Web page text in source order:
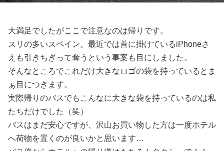
大満足でしたがここで注意なのは帰りです。
スリの多いスペイン。最近では首に掛けているiPhoneさ
えも引きちぎって奪うという事案も目にしました。
そんなところでこれだけ大きなロゴの袋を持っているとま
ぁ目につきます。
実際帰りのバスでもこんなに大きな袋を持っているのは私
たちだけでした（笑）
バスはまだ安心ですが、沢山お買い物した方は一度ホテル
へ荷物を置くのが良いかと思います…